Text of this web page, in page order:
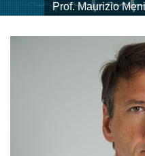
Prof. Maurizio